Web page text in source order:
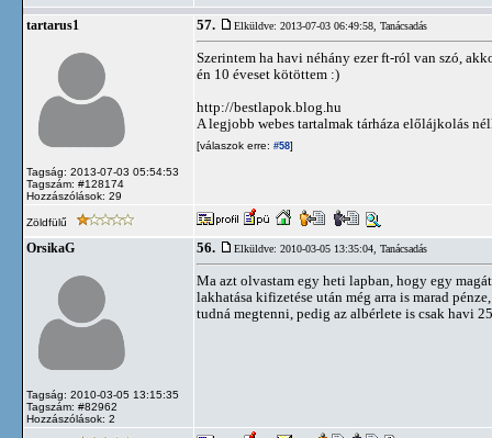
tartarus1
Tagság: 2013-07-03 05:54:53
Tagszám: #128174
Hozzászólások: 29
57. Elküldve: 2013-07-03 06:49:58, Tanácsadás
Szerintem ha havi néhány ezer ft-ról van szó,
én 10 éveset kötöttem :)
http://bestlapok.blog.hu
A legjobb webes tartalmak tárháza előlájkolás
[válaszok erre: #58]
Zöldfülű
OrsikaG
Tagság: 2010-03-05 13:15:35
Tagszám: #82962
Hozzászólások: 2
56. Elküldve: 2010-03-05 13:35:04, Tanácsadás
Ma azt olvastam egy heti lapban, hogy egy
lakhatása kifizetése után még arra is marad
tudná megtenni, pedig az albérlete is csak havi